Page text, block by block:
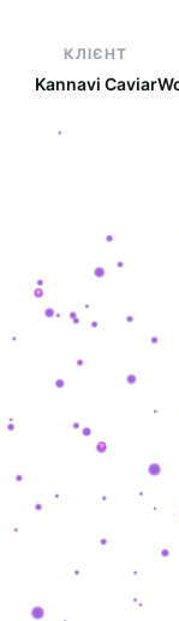
КЛІЄНТ
Kannavi Caviar